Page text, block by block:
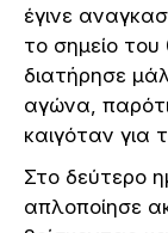
έγινε
το σημείο του
διατήρησε
αγώνα,
καιγόταν για
Στο δεύτερο
απλοποίησε